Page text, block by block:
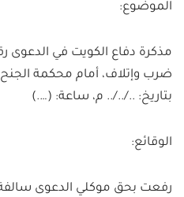
الموضوع:
مذكرة دفاع الكويت في الدعوى
ضرب وإتلاف، أمام محكمة
بتاريخ: ../../.. م، ساعة: (….)
الوقائع:
رفعت بحق موكلي الدعوى سالفة